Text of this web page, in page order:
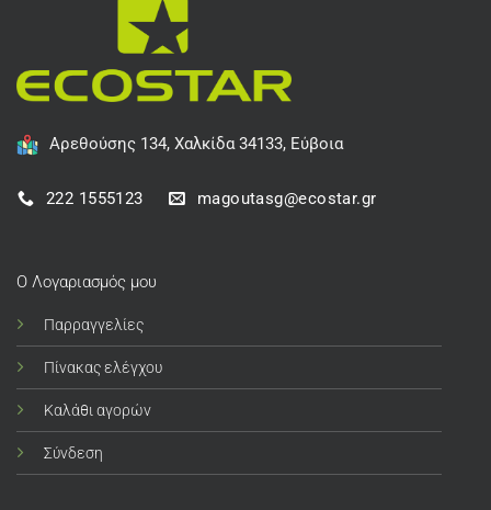
Αρεθούσης 134, Χαλκίδα 34133, Εύβοια
222 1555123 magoutasg@ecostar.gr
Ο Λογαριασμός μου
Παρραγγελίες
Πίνακας ελέγχου
Καλάθι αγορών
Σύνδεση